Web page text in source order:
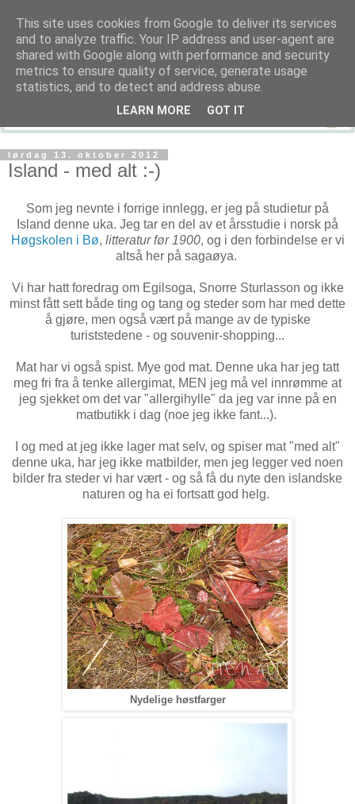
lørdag 13. oktober 2012
Island - med alt :-)
Som jeg nevnte i forrige innlegg, er jeg på studietur på
Island denne uka. Jeg tar en del av et årsstudie i norsk på
Høgskolen i Bø, litteratur før 1900, og i den forbindelse er vi
altså her på sagaøya.
Vi har hatt foredrag om Egilsoga, Snorre Sturlasson og ikke
minst fått sett både ting og tang og steder som har med dette
å gjøre, men også vært på mange av de typiske
turiststedene - og souvenir-shopping...
Mat har vi også spist. Mye god mat. Denne uka har jeg tatt
meg fri fra å tenke allergimat, MEN jeg må vel innrømme at
jeg sjekket om det var "allergihylle" da jeg var inne på en
matbutikk i dag (noe jeg ikke fant...).
I og med at jeg ikke lager mat selv, og spiser mat "med alt"
denne uka, har jeg ikke matbilder, men jeg legger ved noen
bilder fra steder vi har vært - og så få du nyte den islandske
naturen og ha ei fortsatt god helg.
Nydelige høstfarger
This site uses cookies from Google to deliver its services
and to analyze traffic. Your IP address and user-agent are
shared with Google along with performance and security
metrics to ensure quality of service, generate usage
statistics, and to detect and address abuse.
LEARN MORE GOT IT